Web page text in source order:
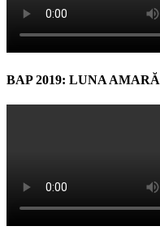
BAP 2019: LUNA AMARĂ